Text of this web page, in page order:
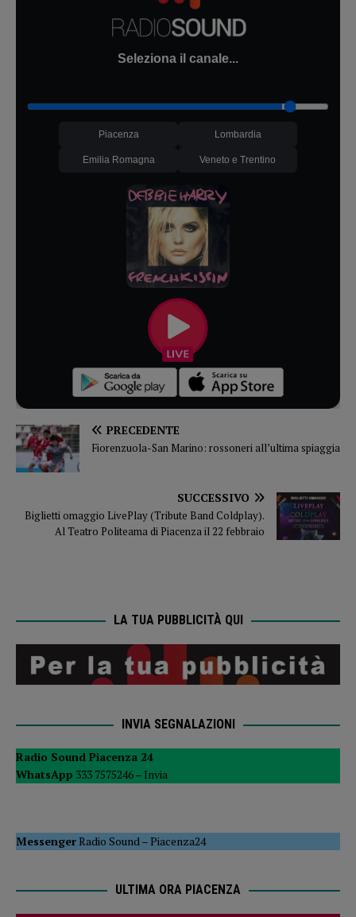
Seleziona il canale...
Piacenza Lombardia
Emilia Romagna Veneto e Trentino
PRECEDENTE
Fiorenzuola-San Marino: rossoneri all’ultima spiaggia
SUCCESSIVO
Biglietti omaggio LivePlay (Tribute Band Coldplay).
Al Teatro Politeama di Piacenza il 22 febbraio
LA TUA PUBBLICITÀ QUI
INVIA SEGNALAZIONI
Radio Sound Piacenza 24
WhatsApp 333 7575246 – Invia
MessengerRadio Sound –Piacenza24
ULTIMA ORA PIACENZA